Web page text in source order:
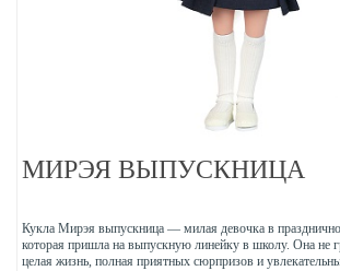
МИРЭЯ ВЫПУСКНИЦА
Кукла Мирэя выпускница — милая девочка в
которая пришла на выпускную линейку в школу. Она не
целая жизнь, полная приятных сюрпризов и